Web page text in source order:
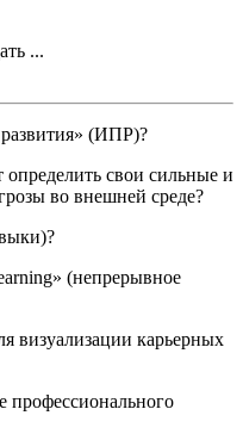
...
(ИПР)?
свои сильные и
во внешней среде?
(непрерывное
визуализации карьерных
профессионального